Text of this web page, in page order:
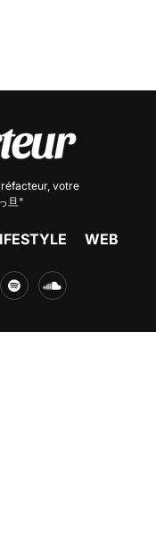
, votre
旦"
WEB